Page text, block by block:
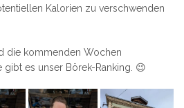
Kalorien zu verschwenden
die kommenden Wochen
es unser Börek-Ranking. 😉